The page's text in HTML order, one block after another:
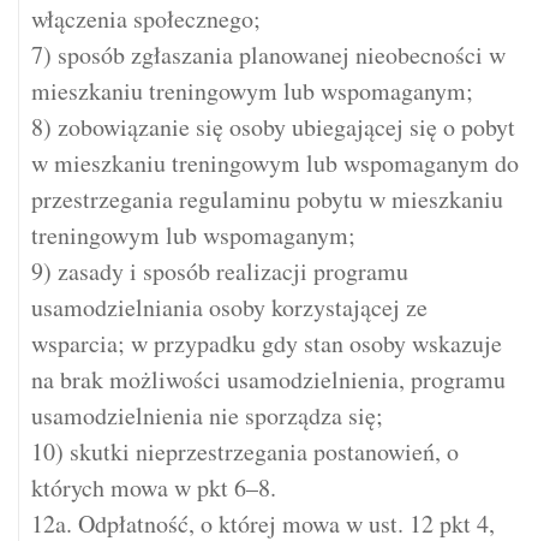
włączenia społecznego;
7) sposób zgłaszania planowanej nieobecności w
mieszkaniu treningowym lub wspomaganym;
8) zobowiązanie się osoby ubiegającej się o pobyt
w mieszkaniu treningowym lub wspomaganym do
przestrzegania regulaminu pobytu w mieszkaniu
treningowym lub wspomaganym;
9) zasady i sposób realizacji programu
usamodzielniania osoby korzystającej ze
wsparcia; w przypadku gdy stan osoby wskazuje
na brak możliwości usamodzielnienia, programu
usamodzielnienia nie sporządza się;
10) skutki nieprzestrzegania postanowień, o
których mowa w pkt 6–8.
12a. Odpłatność, o której mowa w ust. 12 pkt 4,